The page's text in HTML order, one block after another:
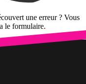
une erreur ? Vous
le formulaire.